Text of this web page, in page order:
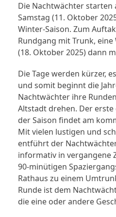
Die Nachtwächter starten
Samstag (11. Oktober
Winter-Saison. Zum
Rundgang mit Trunk,
(18. Oktober 2025) dann
Die Tage werden kürzer,
und somit beginnt die
Nachtwächter ihre
Altstadt drehen. Der
der Saison findet am
Mit vielen lustigen und
entführt der
informativ in vergangene
90-minütigen
Rathaus zu einem
Runde ist dem
die eine oder andere